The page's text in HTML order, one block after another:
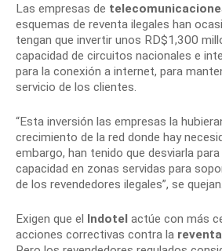
Las empresas de
esquemas de reventa ilegales han
tengan que invertir unos RD$1,300
capacidad de circuitos nacionales e
para la conexión a internet, para
servicio de los clientes.
“Esta inversión las empresas la
crecimiento de la red donde hay
embargo, han tenido que desviarla
capacidad en zonas servidas para
de los revendedores ilegales”, se quejan.
Exigen que el Indotel actúe con más
acciones correctivas contra la